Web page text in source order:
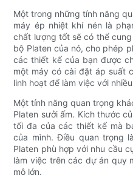
Một trong những tính năng
máy ép nhiệt khí nén là
chất lượng tốt sẽ có thể
bộ Platen của nó, cho phép
các thiết kế của bạn được
một máy có cài đặt áp suất
linh hoạt để làm việc với
Một tính năng quan trọng
Platen sưởi ấm. Kích thước
tối đa của các thiết kế mà
của mình. Điều quan trọng
Platen phù hợp với nhu cầu
làm việc trên các dự án quy
mô lớn.